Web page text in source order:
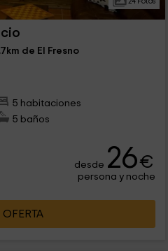
de El Fresno
5 habitaciones
5 baños
desde 26€
persona y noche
OFERTA